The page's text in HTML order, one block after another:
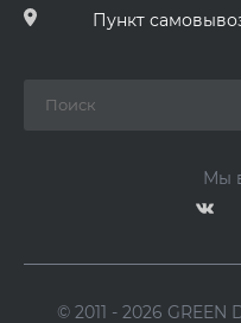
Пункт
Мы
© 2011 - 2026